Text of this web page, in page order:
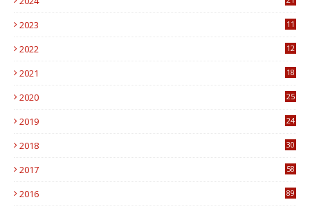
2023
11
2022
12
2021
18
2020
25
2019
24
2018
30
2017
58
2016
89